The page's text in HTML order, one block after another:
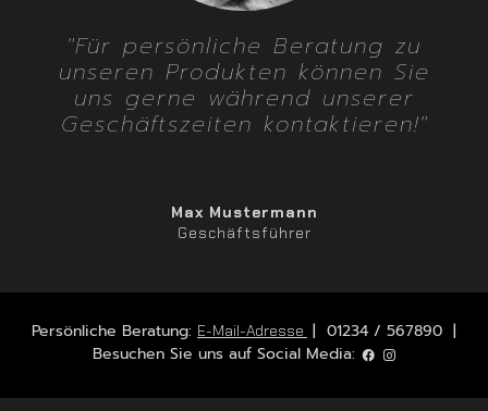
"Für persönliche Beratung zu
unseren Produkten können Sie
uns gerne während unserer
Geschäftszeiten kontaktieren!"
Max Mustermann
Geschäftsführer
Persönliche Beratung: E-Mail-Adresse | 01234 / 567890 |
Besuchen Sie uns auf Social Media: